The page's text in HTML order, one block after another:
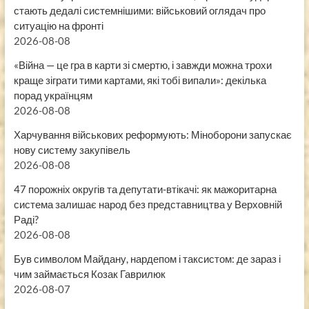
стають дедалі системнішими: військовий оглядач про
ситуацію на фронті
2026-08-08
«Війна — це гра в карти зі смертю, і завжди можна трохи
краще зіграти тими картами, які тобі випали»: декілька
порад українцям
2026-08-08
Харчування військових реформують: Міноборони запускає
нову систему закупівель
2026-08-08
47 порожніх округів та депутати-втікачі: як мажоритарна
система залишає народ без представництва у Верховній
Раді?
2026-08-08
Був символом Майдану, нардепом і таксистом: де зараз і
чим займається Козак Гаврилюк
2026-08-07